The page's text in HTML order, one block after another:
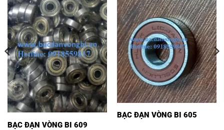
BẠC ĐẠN VÒNG BI 609
BẠC ĐẠN VÒNG BI 605